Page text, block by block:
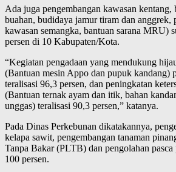
Ada juga pengembangan kawasan kentang,
buahan, budidaya jamur tiram dan anggrek,
kawasan semangka, bantuan sarana MRU)
persen di 10 Kabupaten/Kota.
“Kegiatan pengadaan yang mendukung
(Bantuan mesin Appo dan pupuk kandang)
teralisasi 96,3 persen, dan peningkatan
(Bantuan ternak ayam dan itik, bahan
unggas) teralisasi 90,3 persen,” katanya.
Pada Dinas Perkebunan dikatakannya,
kelapa sawit, pengembangan tanaman
Tanpa Bakar (PLTB) dan pengolahan pasca
100 persen.